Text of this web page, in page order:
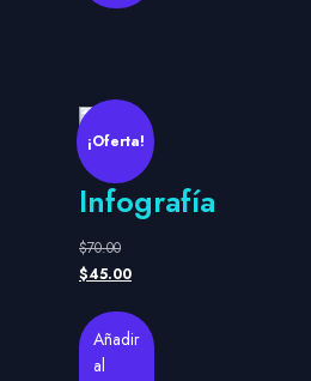
¡Oferta!
Infografía
$70.00
$45.00
Añadir
al